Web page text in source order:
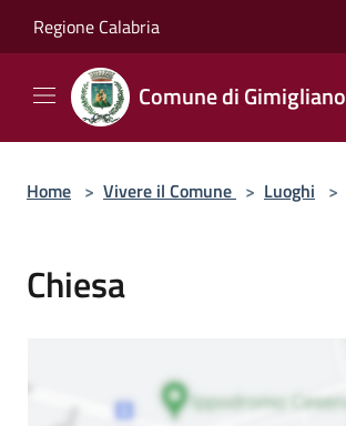
Regione Calabria
Comune di Gimigliano
Home > Vivere il Comune > Luoghi >
Chiesa